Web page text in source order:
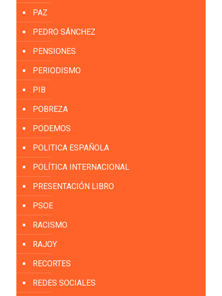
PAZ
PEDRO SÁNCHEZ
PENSIONES
PERIODISMO
PIB
POBREZA
PODEMOS
POLITICA ESPAÑOLA
POLÍTICA INTERNACIONAL
PRESENTACIÓN LIBRO
PSOE
RACISMO
RAJOY
RECORTES
REDES SOCIALES